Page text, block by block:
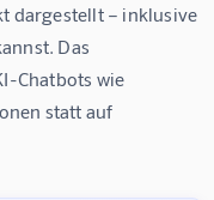
dargestellt – inklusive
Das
Chatbots wie
statt auf